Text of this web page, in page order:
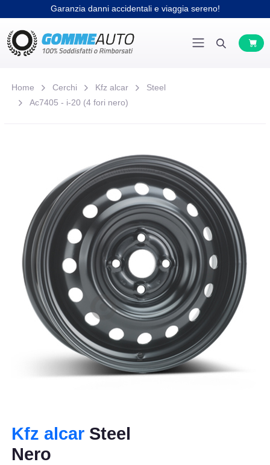
Garanzia danni accidentali e viaggia sereno!
Home Cerchi Kfz alcar
Steel
Ac7405 - i-20 (4 fori nero)
Kfz alcar Steel
Nero